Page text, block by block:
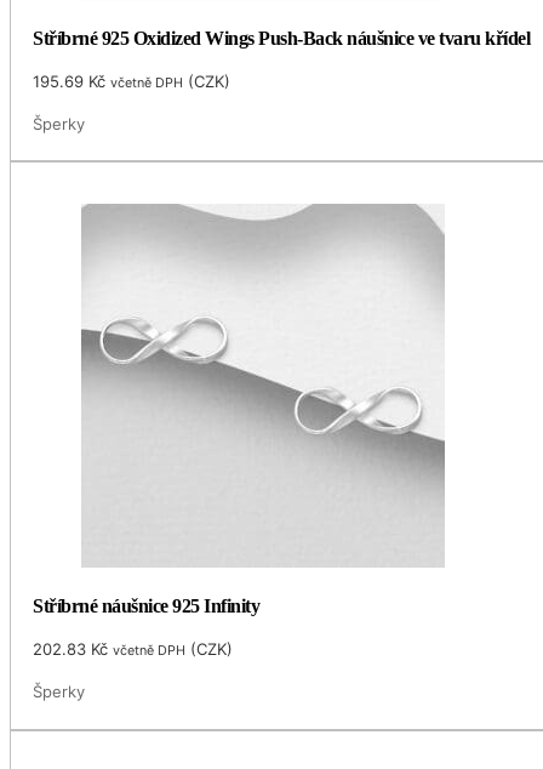
Stříbrné 925 Oxidized Wings Push-Back náušnice ve tvaru křídel
195.69 Kč včetně DPH (CZK)
Šperky
Stříbrné náušnice 925 Infinity
202.83 Kč včetně DPH (CZK)
Šperky